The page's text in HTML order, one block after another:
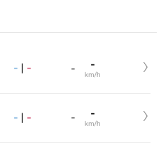
- | - - -
km/h
- | - - -
km/h